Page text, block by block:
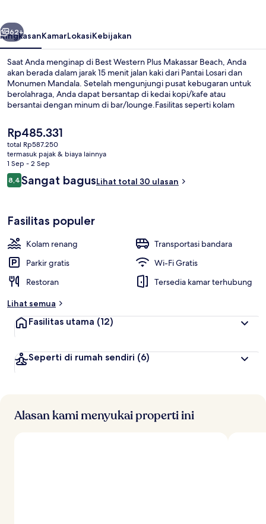
Berikutnya
62+
RingkasanKamarLokasiKebijakan
Saat Anda menginap di Best Western Plus Makassar Beach, Anda
akan berada dalam jarak 15 menit jalan kaki dari Pantai Losari dan
Monumen Mandala. Setelah mengunjungi pusat kebugaran untuk
berolahraga, Anda dapat bersantap di kedai kopi/kafe atau
bersantai dengan minum di bar/lounge.Fasilitas seperti kolam
adalah keunggulan lain yang bisa Anda nikmati.
Harga
saat
ini
Rp485.331
Rp485.331
total Rp587.250
termasuk pajak & biaya lainnya
1 Sep - 2 Sep
Ulasan
8,48,4 dari 10
Sangat bagusLihat total 30 ulasan
Fasilitas populer
Kolam renang
Transportasi bandara
Parkir gratis
Wi-Fi Gratis
Restoran
Tersedia kamar terhubung
Lihat semua
Fasilitas utama (12)
Seperti di rumah sendiri (6)
Alasan kami menyukai properti ini